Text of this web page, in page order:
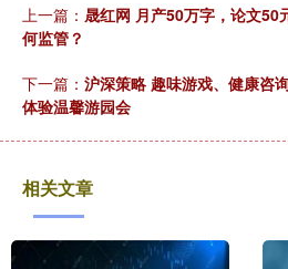
上一篇： 晟红网 月产50万字，论文50
何监管？
下一篇： 沪深策略 趣味游戏、健康咨
体验温馨游园会
相关文章